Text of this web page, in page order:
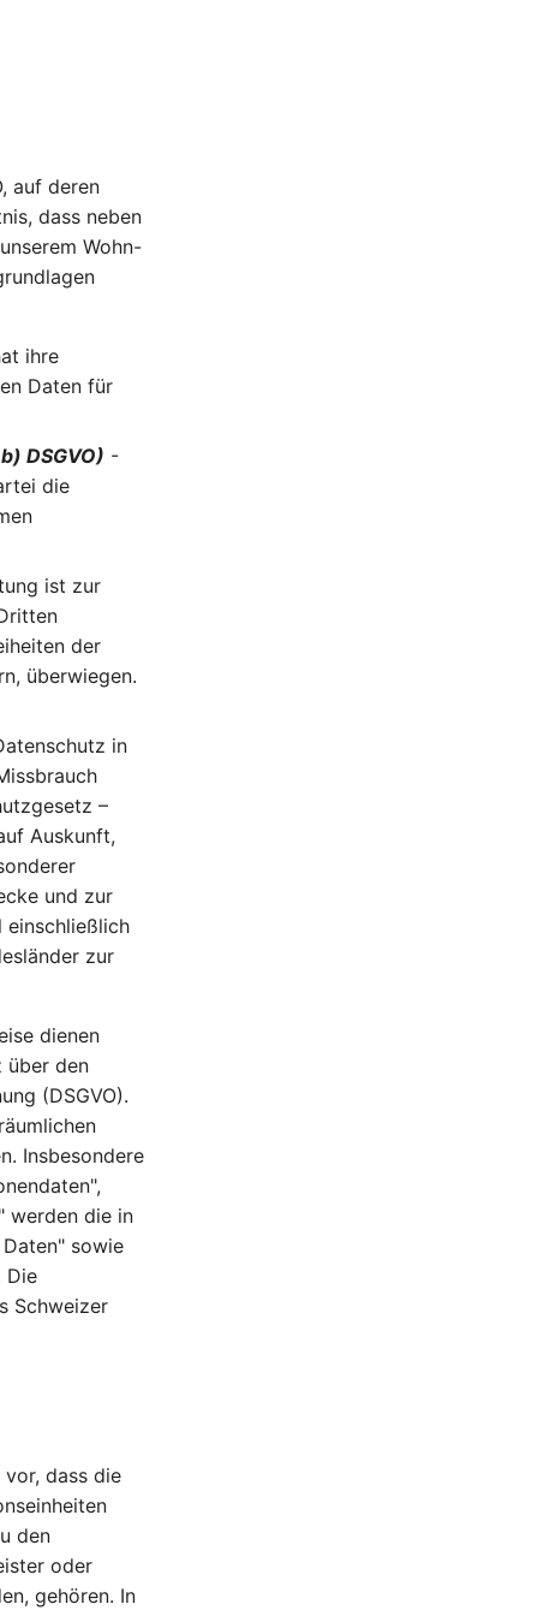
auf deren
dass neben
Wohn-
ihre
Daten für
DSGVO) -
die
ist zur
der
überwiegen.
in
–
Auskunft,
und zur
einschließlich
zur
dienen
über den
(DSGVO).
Insbesondere
werden die in
sowie
Die
Schweizer
dass die
den
oder
gehören. In